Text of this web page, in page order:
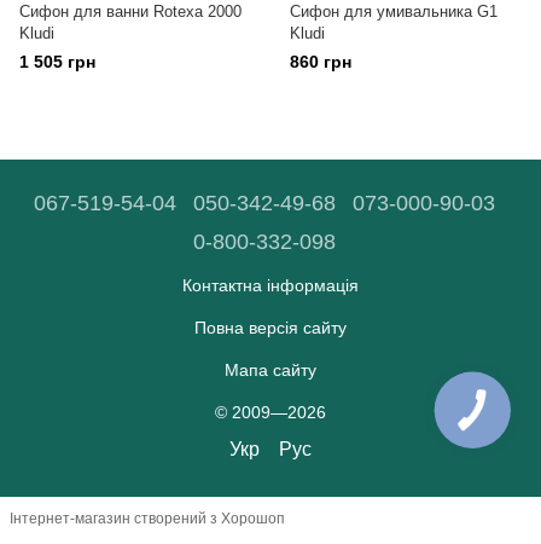
Сифон для ванни Rotexa 2000
Kludi
1 505 грн
Сифон для умивальника G1
Kludi
860 грн
067-519-54-04 050-342-49-68
073-000-90-03
0-800-332-098
Контактна інформація
Повна версія сайту
Мапа сайту
© 2009—2026
Укр Рус
Інтернет-магазин створений з Хорошоп